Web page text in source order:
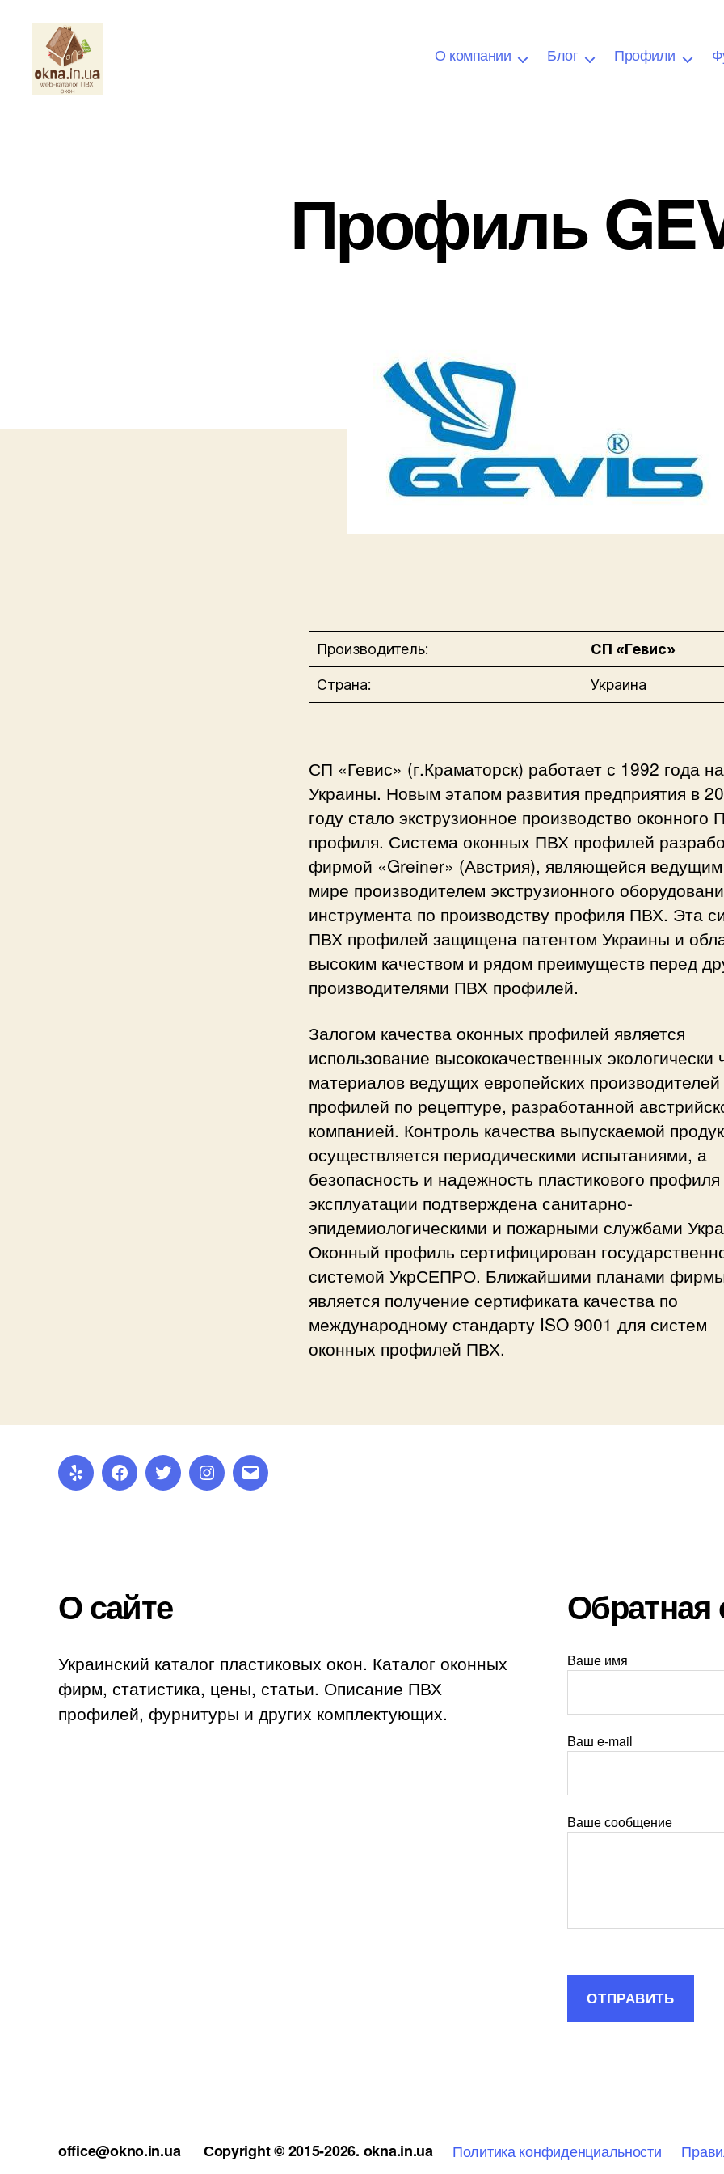
О компании Блог Профили
Профиль
Производитель: СП «Гевис»
Страна: Украина
СП «Гевис» (г.Краматорск) работает с 1992 года
Украины. Новым этапом развития предприятия в
году стало экструзионное производство оконного
профиля. Система оконных ПВХ профилей
фирмой «Greiner» (Австрия), являющейся
мире производителем экструзионного
инструмента по производству профиля ПВХ. Эта
ПВХ профилей защищена патентом Украины и
высоким качеством и рядом преимуществ перед
производителями ПВХ профилей.
Залогом качества оконных профилей является
использование высококачественных экологически
материалов ведущих европейских
профилей по рецептуре, разработанной
компанией. Контроль качества выпускаемой
осуществляется периодическими испытаниями, а
безопасность и надежность пластикового
эксплуатации подтверждена санитарно-
эпидемиологическими и пожарными службами
Оконный профиль сертифицирован
системой УкрСЕПРО. Ближайшими планами
является получение сертификата качества по
международному стандарту ISO 9001 для систем
оконных профилей ПВХ.
Yelp FacebookTwitterInstagram
Email
О сайте
Украинский каталог пластиковых окон. Каталог оконных
фирм, статистика, цены, статьи. Описание ПВХ
профилей, фурнитуры и других комплектующих.
Обратная
Ваше имя
Ваш e-mail
Ваше сообщение
office@okno.in.uaСopyright © 2015-2026. okna.in.ua Политика конфиденциальности